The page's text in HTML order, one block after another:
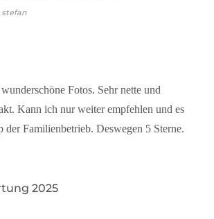
stefan
Fotos. Sehr nette und
Kann ich nur weiter empfehlen und es
der Familienbetrieb. Deswegen 5 Sterne.
2025